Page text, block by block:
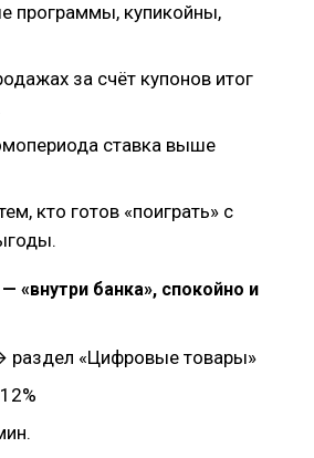
программы, купикойны,
за счёт купонов итог
ставка выше
кто готов «поиграть» с
«внутри банка», спокойно и
раздел «Цифровые товары»